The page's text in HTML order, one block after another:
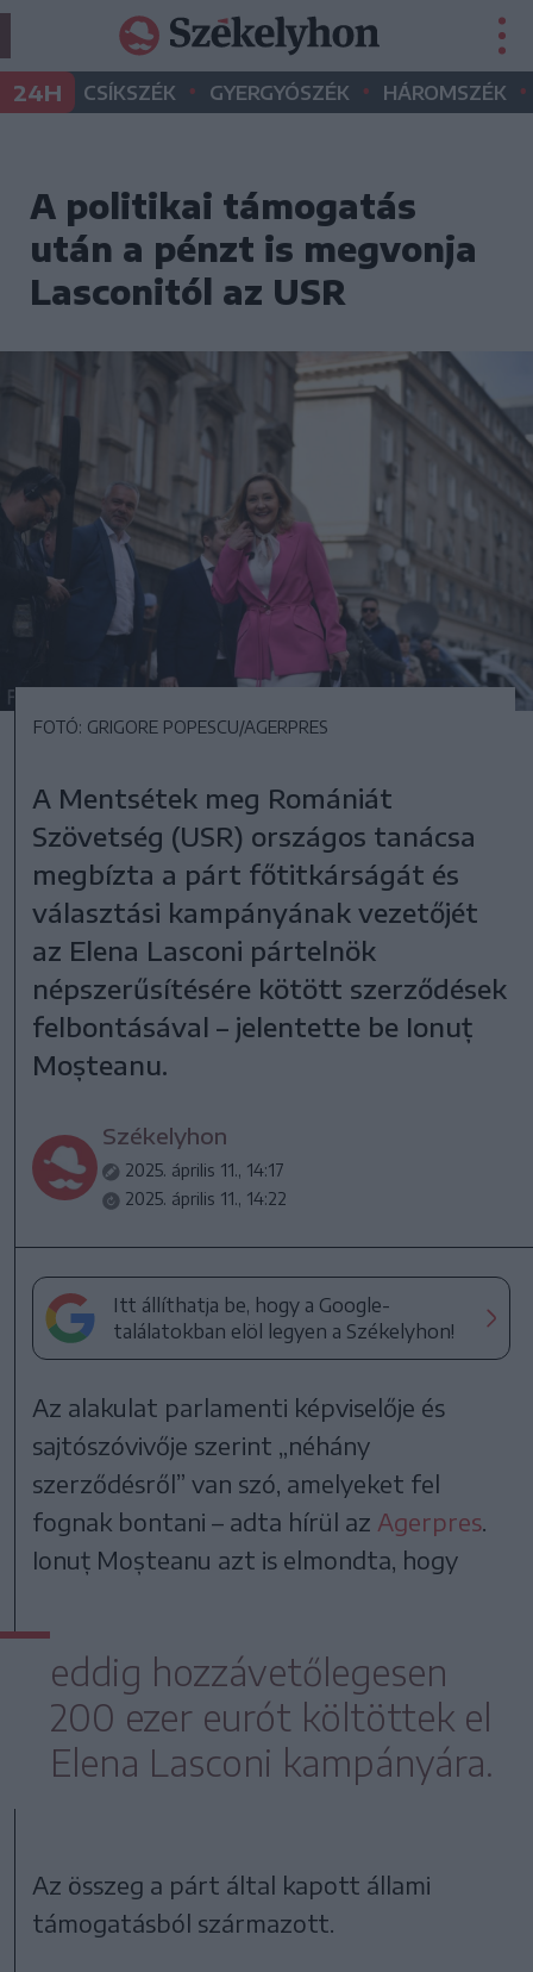
24H CSÍKSZÉK • GYERGYÓSZÉK • HÁROMSZÉK •
A politikai támogatás
után a pénzt is megvonja
Lasconitól az USR
FOTÓ: GRIGORE POPESCU/AGERPRES
A Mentsétek meg Romániát
Szövetség (USR) országos tanácsa
megbízta a párt főtitkárságát és
választási kampányának vezetőjét
az Elena Lasconi pártelnök
népszerűsítésére kötött szerződések
felbontásával – jelentette be Ionuț
Moșteanu.
Székelyhon
2025. április 11., 14:17
2025. április 11., 14:22
Itt állíthatja be, hogy a Google-
találatokban elöl legyen a Székelyhon!
Az alakulat parlamenti képviselője és
sajtószóvivője szerint „néhány
szerződésről” van szó, amelyeket fel
fognak bontani – adta hírül az Agerpres.
Ionuț Moșteanu azt is elmondta, hogy
eddig hozzávetőlegesen
200 ezer eurót költöttek el
Elena Lasconi kampányára.
Az összeg a párt által kapott állami
támogatásból származott.